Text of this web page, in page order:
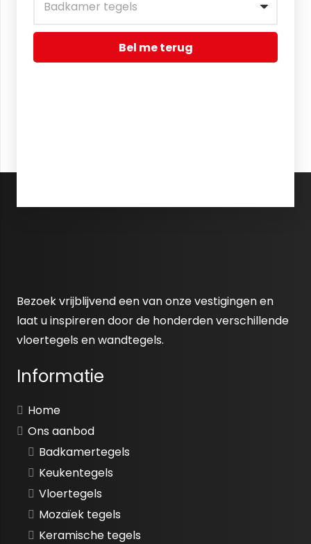
Bel me terug
Bezoek vrijblijvend een van onze vestigingen en
laat u inspireren door de honderden verschillende
vloertegels en wandtegels.
Informatie
Home
Ons aanbod
Badkamertegels
Keukentegels
Vloertegels
Mozaïek tegels
Keramische tegels